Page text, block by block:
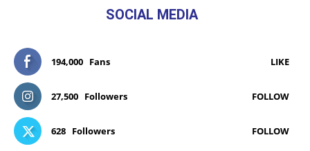
SOCIAL MEDIA
194,000 Fans LIKE
27,500 Followers FOLLOW
628 Followers FOLLOW